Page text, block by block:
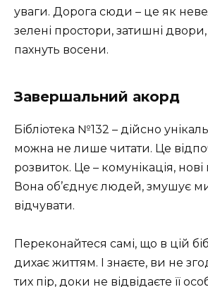
уваги. Дорога сюди – це як
зелені простори, затишні
пахнуть восени.
Завершальний акорд
Бібліотека №132 – дійсно
можна не лише читати. Це
розвиток. Це – комунікація,
Вона об’єднує людей, змушує
відчувати.
Переконайтеся самі, що в цій
дихає життям. І знаєте, ви не
тих пір, доки не відвідаєте її